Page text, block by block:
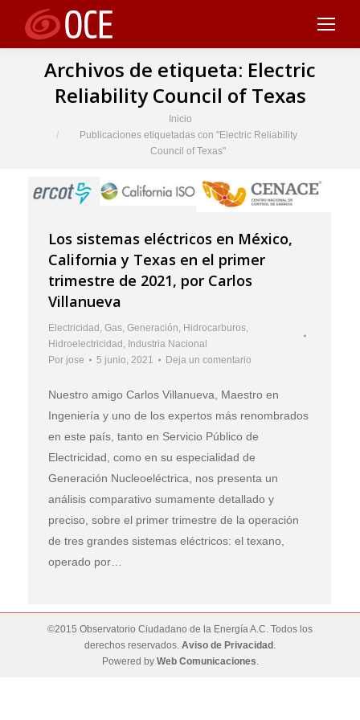
Archivos de etiqueta: Electric
Reliability Council of Texas
Inicio
Publicaciones etiquetadas con "Electric Reliability
Council of Texas"
Los sistemas eléctricos en México,
California y Texas en el primer
trimestre de 2021, por Carlos
Villanueva
Electricidad Gas Generación Hidrocarburos
Hidroelectricidad Industria Nacional
Por jose 5 junio, 2021 Deja un comentario
Nuestro amigo Carlos Villanueva, Maestro en
Ingeniería y uno de los expertos más renombrados
en este país, tanto en Servicio Público de
Electricidad, como en su especialidad de
Generación Nucleoeléctrica, nos presenta un
análisis comparativo sumamente detallado y
preciso, sobre el primer trimestre de la operación
de tres grandes sistemas eléctricos: el texano,
operado por…
©2015 Observatorio Ciudadano de la Energía A.C. Todos los
derechos reservados. Aviso de Privacidad
Powered by Web Comunicaciones